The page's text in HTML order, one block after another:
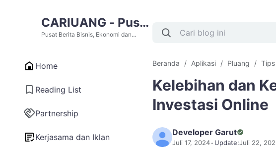
CARIUANG - Pusat
Berita Bisnis,
Uang Terupdate
Hari Ini
Pusat Berita Bisnis, Ekonomi dan
Home
Reading List
Partnership
Kerjasama dan Iklan
Beranda Aplikasi Pluang Tips
Kelebihan dan
Investasi Online
Developer Garut
Juli 17, 2024 Update:Juli 22,